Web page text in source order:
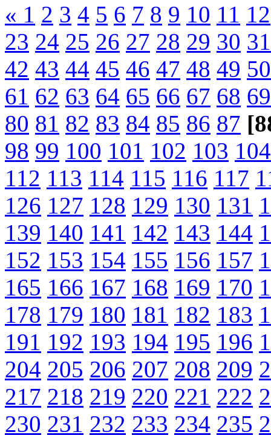
« 1 2 3 4 5 6 7 8 9 10 11 12
23 24 25 26 27 28 29 30 31
42 43 44 45 46 47 48 49 50
61 62 63 64 65 66 67 68 69
80 81 82 83 84 85 86 87
98 99 100 101 102 103 104
112 113 114 115 116 117
126 127 128 129 130 131
139 140 141 142 143 144
152 153 154 155 156 157
165 166 167 168 169 170
178 179 180 181 182 183
191 192 193 194 195 196
204 205 206 207 208 209
217 218 219 220 221 222
230 231 232 233 234 235